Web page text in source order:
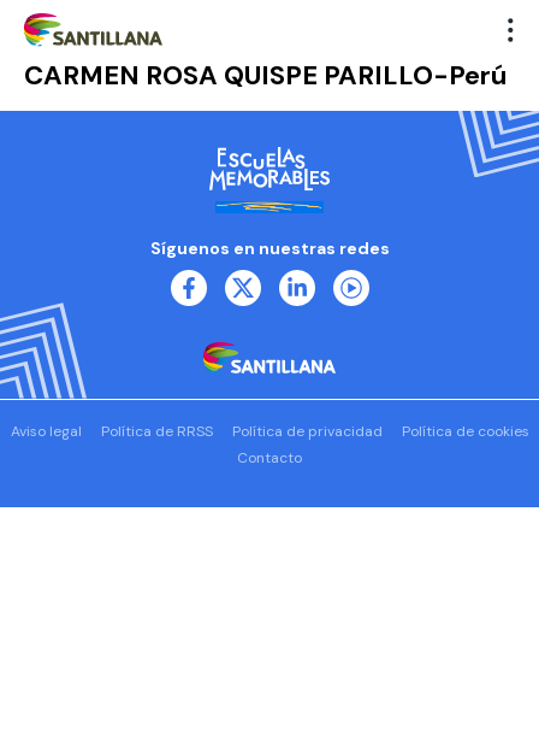
CARMEN ROSA QUISPE PARILLO-Perú
Síguenos en nuestras redes
Aviso legal Política de RRSS Política de privacidad
Política de cookies
Contacto